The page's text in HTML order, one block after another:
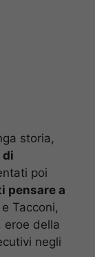
storia,
di
poi
pensare a
Tacconi,
eroe della
negli